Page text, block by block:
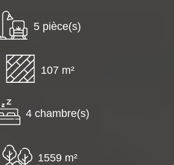
5 pièce(s)
107 m²
4 chambre(s)
1559 m²